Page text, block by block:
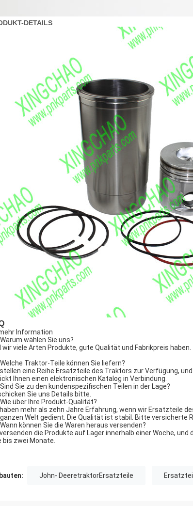
DETAILS
Information
wählen Sie uns?
wir viele Arten Produkte, gute Qualität und Fabrikpreis haben.
Traktor-Teile können Sie liefern?
eine Reihe Ersatzteile des Traktors zur Verfügung,
Ihnen einen elektronischen Katalog in Verbindung.
Sie zu den kundenspezifischen Teilen in der Lage?
Sie uns Details bitte.
über Ihre Produkt-Qualität?
mehr als zehn Jahre Erfahrung, wenn wir Ersatzteile
Welt gedient. Die Qualität ist stabil. Bitte versicherte
können Sie die Waren heraus versenden?
die Produkte auf Lager innerhalb einer Woche,
bis zwei Monate.
John- DeeretraktorErsatzteile